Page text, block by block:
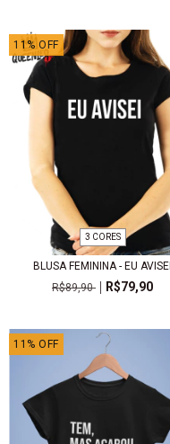
11 % OFF
3 CORES
BLUSA FEMININA - EU AVISEI
R$89,90
R$79,90
11 % OFF